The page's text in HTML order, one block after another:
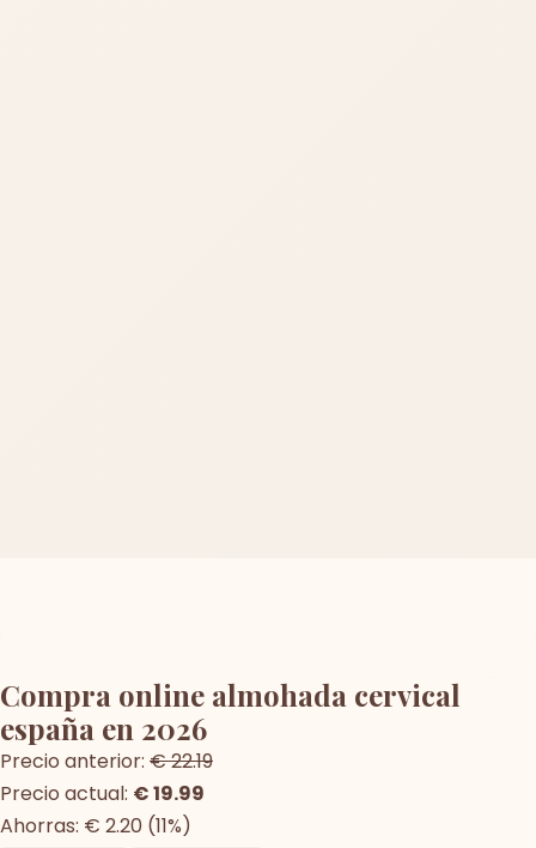
Compra online almohada cervical
españa en 2026
Precio anterior: € 22.19
Precio actual: € 19.99
Ahorras: € 2.20 (11%)